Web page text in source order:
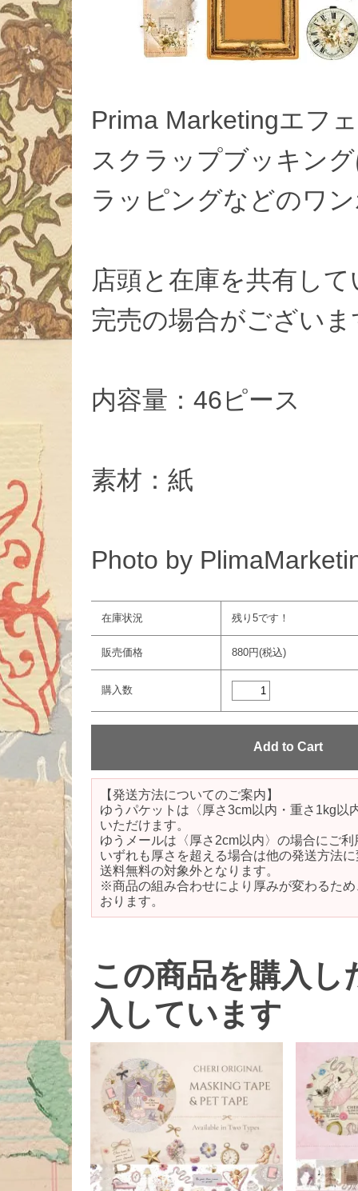
Prima Marketingエフ
スクラップブッキン
ラッピングなどのワ
店頭と在庫を共有し
完売の場合がございま
内容量：46ピース
素材：紙
Photo by
在庫状況 残り5です！
販売価格 880円(税込)
購入数
【発送方法についてのご案内】
ゆうパケットは〈厚さ3cm以内・重さ1kg以
いただけます。
ゆうメールは〈厚さ2cm以内〉の場合にご
いずれも厚さを超える場合は他の発送方法
送料無料の対象外となります。
※商品の組み合わせにより厚みが変わるた
おります。
この商品を購入し
入しています